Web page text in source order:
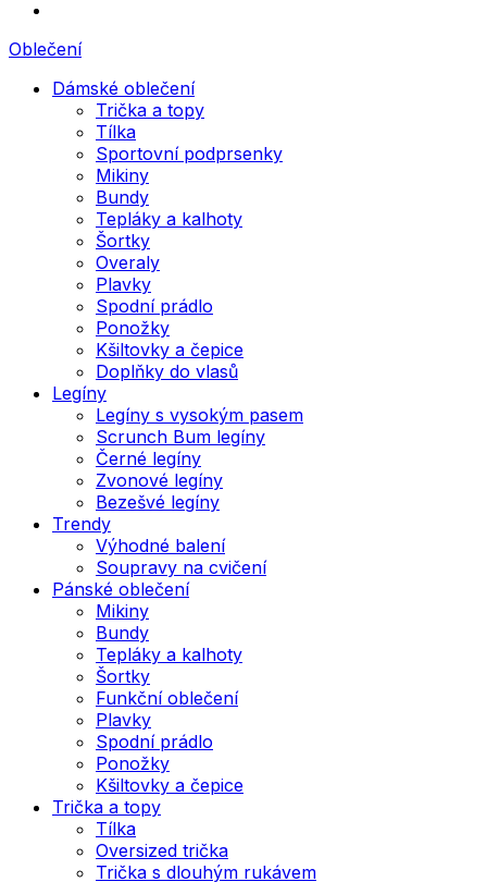
Oblečení
Dámské oblečení
Trička a topy
Tílka
Sportovní podprsenky
Mikiny
Bundy
Tepláky a kalhoty
Šortky
Overaly
Plavky
Spodní prádlo
Ponožky
Kšiltovky a čepice
Doplňky do vlasů
Legíny
Legíny s vysokým pasem
Scrunch Bum legíny
Černé legíny
Zvonové legíny
Bezešvé legíny
Trendy
Výhodné balení
Soupravy na cvičení
Pánské oblečení
Mikiny
Bundy
Tepláky a kalhoty
Šortky
Funkční oblečení
Plavky
Spodní prádlo
Ponožky
Kšiltovky a čepice
Trička a topy
Tílka
Oversized trička
Trička s dlouhým rukávem